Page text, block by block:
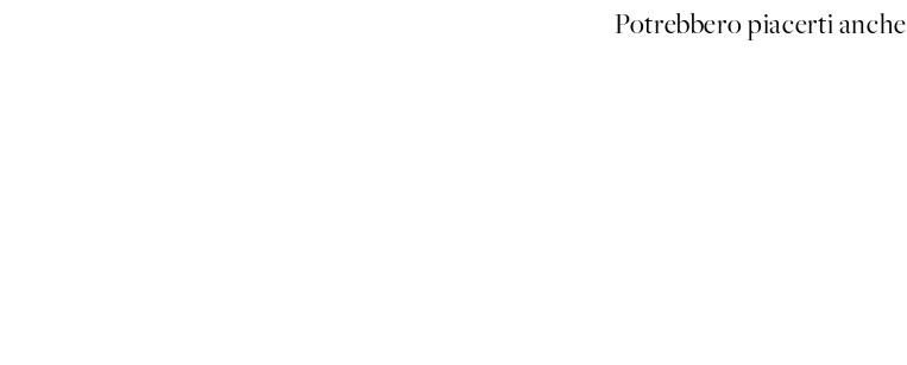
Potrebbero piacerti anche